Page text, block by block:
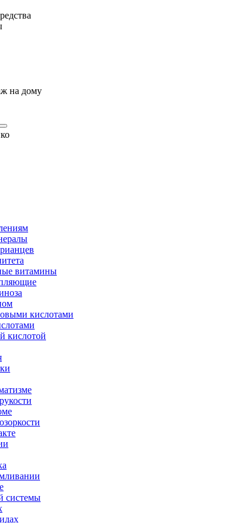
на дому
витамины
кислотами
кислотой
системы